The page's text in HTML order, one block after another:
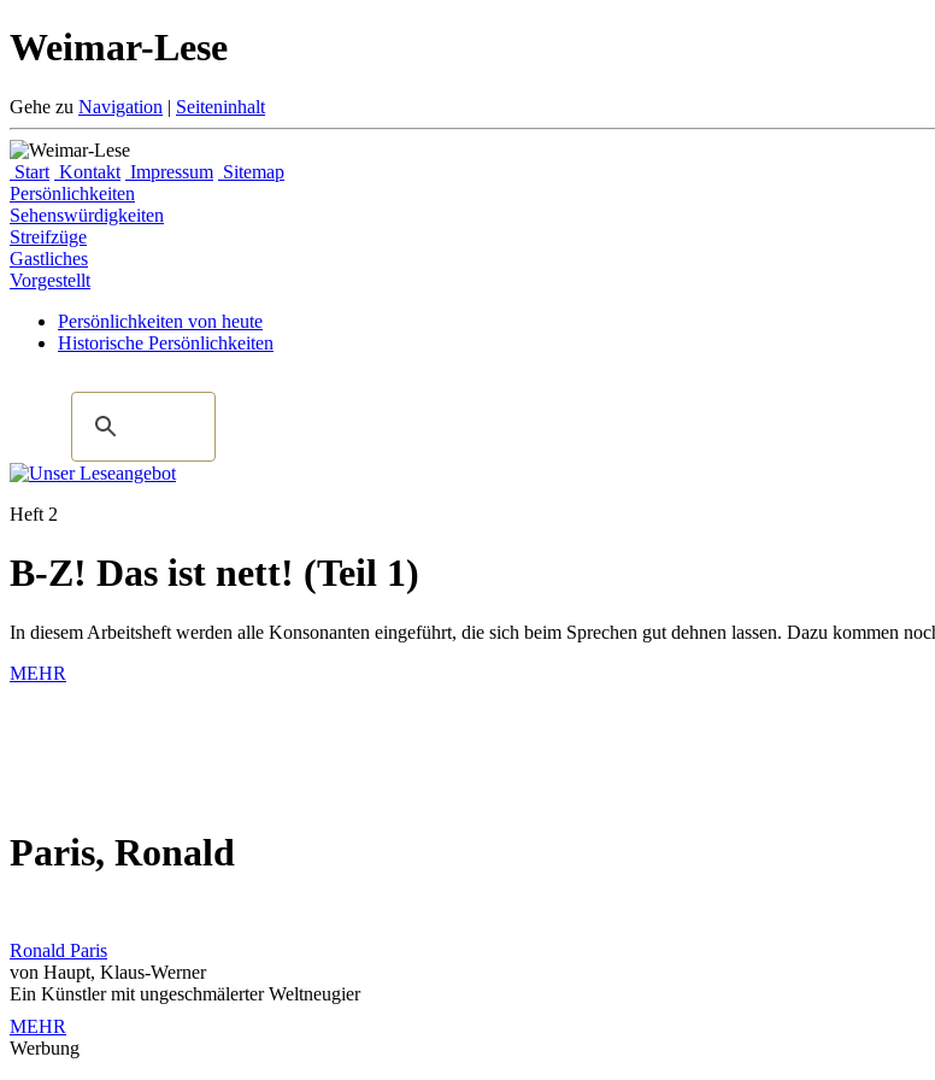
Weimar-Lese
Gehe zu Navigation | Seiteninhalt
Start Kontakt Impressum Sitemap
Persönlichkeiten
Sehenswürdigkeiten
Streifzüge
Gastliches
Vorgestellt
Persönlichkeiten von heute
Historische Persönlichkeiten
Heft 2
B-Z! Das ist nett! (Teil 1)
In diesem Arbeitsheft werden alle Konsonanten eingeführt, die sich beim Sprechen gut dehnen lassen. Dazu kommen
MEHR
Paris, Ronald
Ronald Paris
von Haupt, Klaus-Werner
Ein Künstler mit ungeschmälerter Weltneugier
MEHR
Werbung